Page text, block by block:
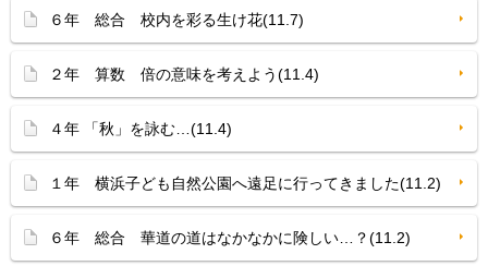
６年 総合 校内を彩る生け花(11.7)
２年 算数 倍の意味を考えよう(11.4)
４年 「秋」を詠む…(11.4)
１年 横浜子ども自然公園へ遠足に行ってきました(11.2)
６年 総合 華道の道はなかなかに険しい…？(11.2)